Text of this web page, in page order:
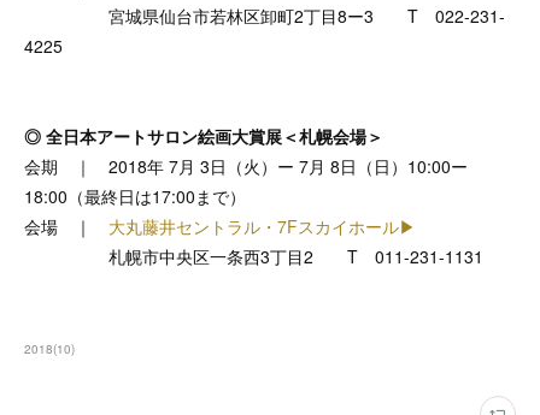
宮城県仙台市若林区卸町2丁目8ー3 T 022-231-
4225
◎ 全日本アートサロン絵画大賞展＜札幌会場＞
会期 ｜ 2018年 7月 3日（火）ー 7月 8日（日）10:00ー
18:00（最終日は17:00まで）
会場 ｜ 大丸藤井セントラル・7Fスカイホール▶
札幌市中央区一条西3丁目2 T 011-231-1131
2018(10)